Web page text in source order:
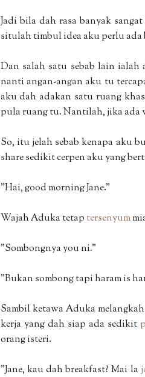
Jadi bila dah rasa banyak
situlah timbul idea aku perlu ada
Dan salah satu sebab lain ialah
nanti angan-angan aku tu
aku dah adakan satu ruang
pula ruang tu. Nantilah, jika ada
So, itu jelah sebab kenapa aku
share sedikit cerpen aku yang
"Hai, good morning Jane."
Wajah Aduka tetap tersenyum
"Sombongnya you ni."
"Bukan sombong tapi haram is
Sambil ketawa Aduka
kerja yang dah siap ada sedikit
orang isteri.
"Jane, kau dah breakfast? Mai la